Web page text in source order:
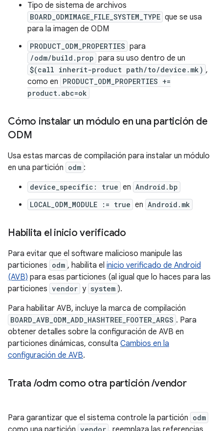
Tipo de sistema de archivos
BOARD_ODMIMAGE_FILE_SYSTEM_TYPE que se usa
para la imagen de ODM
PRODUCT_ODM_PROPERTIES para
/odm/build.prop para su uso dentro de un
$(call inherit-product path/to/device.mk) ,
como en PRODUCT_ODM_PROPERTIES +=
product.abc=ok
Cómo instalar un módulo en una partición de
ODM
Usa estas marcas de compilación para instalar un módulo
en una partición odm :
device_specific: true en Android.bp
LOCAL_ODM_MODULE := true en Android.mk
Habilita el inicio verificado
Para evitar que el software malicioso manipule las
particiones odm , habilita el inicio verificado de Android
(AVB) para esas particiones (al igual que lo haces para las
particiones vendor y system ).
Para habilitar AVB, incluye la marca de compilación
BOARD_AVB_ODM_ADD_HASHTREE_FOOTER_ARGS . Para
obtener detalles sobre la configuración de AVB en
particiones dinámicas, consulta Cambios en la
configuración de AVB.
Trata /odm como otra partición/vendor
Para garantizar que el sistema controle la partición odm